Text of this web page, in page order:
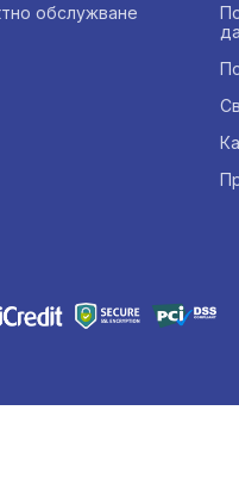
обслужване